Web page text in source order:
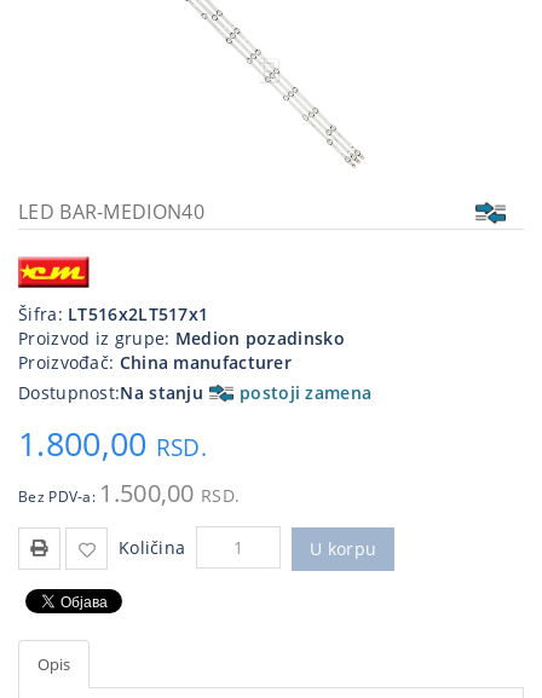
Poslovna
oprema,računari
Strujni
program
LED BAR-MEDION40
Šifra: LT516x2LT517x1
Proizvod iz grupe: Medion pozadinsko
Proizvođač: China manufacturer
Dostupnost:Na stanju postoji zamena
1.800,00 RSD.
Bez PDV-a: 1.500,00 RSD.
Količina U korpu
Opis